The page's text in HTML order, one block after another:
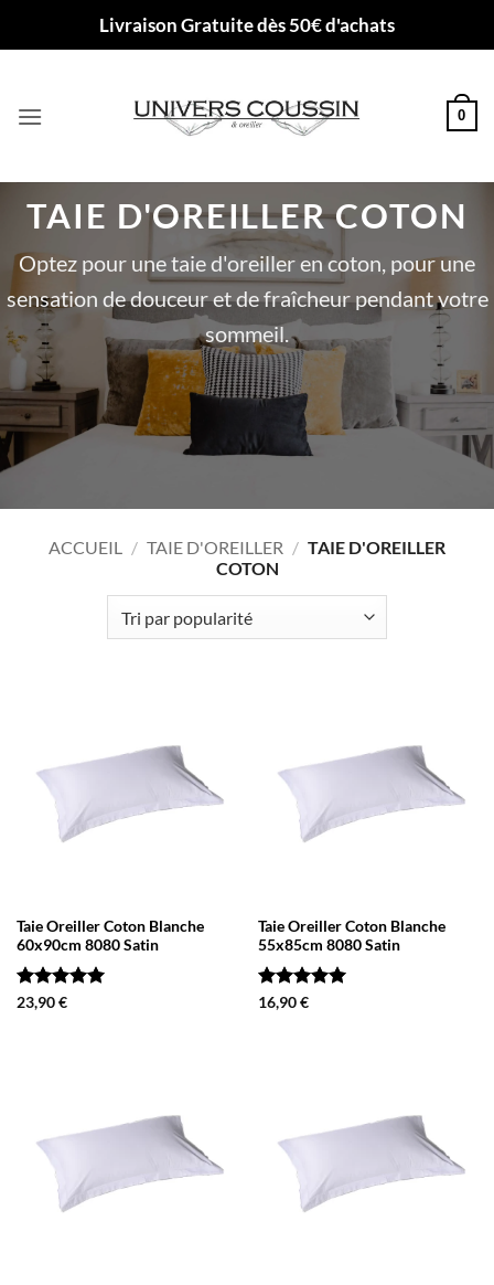
Livraison Gratuite dès 50€ d'achats
0
TAIE D'OREILLER COTON
Optez pour une taie d'oreiller en coton, pour une
sensation de douceur et de fraîcheur pendant votre
sommeil.
ACCUEIL / TAIE D'OREILLER / TAIE D'OREILLER
COTON
Taie Oreiller Coton Blanche
60x90cm 8080 Satin
Note5
23,90€
Taie Oreiller Coton Blanche
55x85cm 8080 Satin
Note5
16,90€